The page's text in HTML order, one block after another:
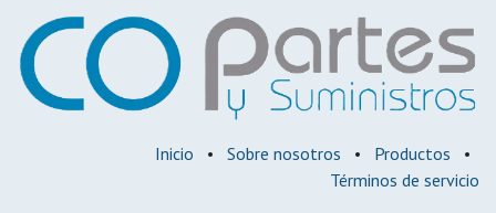
Inicio • Sobre nosotros • Productos
•
Términos de servicio